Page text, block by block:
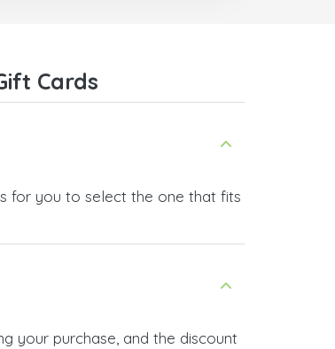
Cards
for you to select the one that fits
your purchase, and the discount